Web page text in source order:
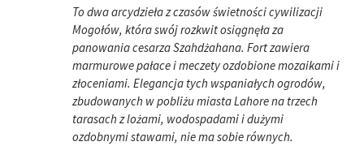
To dwa arcydzieła z czasów świetności cywilizacji
Mogołów, która swój rozkwit osiągnęła za
panowania cesarza Szahdżahana. Fort zawiera
marmurowe pałace i meczety ozdobione mozaikami i
złoceniami. Elegancja tych wspaniałych ogrodów,
zbudowanych w pobliżu miasta Lahore na trzech
tarasach z lożami, wodospadami i dużymi
ozdobnymi stawami, nie ma sobie równych.